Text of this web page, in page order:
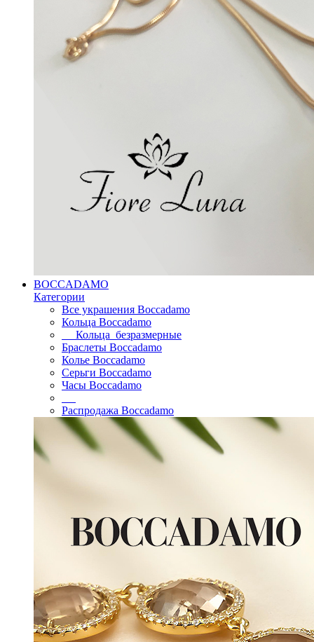
BOCCADAMO
Категории
Все украшения Boccadamo
Кольца Boccadamo
Кольца безразмерные
Браслеты Boccadamo
Колье Boccadamo
Серьги Boccadamo
Часы Boccadamo
Распродажа Boccadamo